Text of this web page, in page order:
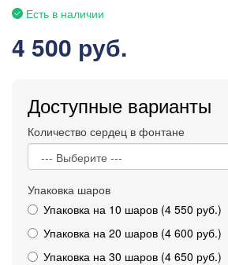
Есть в наличии
4 500 руб.
Доступные варианты
Количество сердец в фонтане
Упаковка шаров
Упаковка на 10 шаров (4 550 руб.)
Упаковка на 20 шаров (4 600 руб.)
Упаковка на 30 шаров (4 650 руб.)